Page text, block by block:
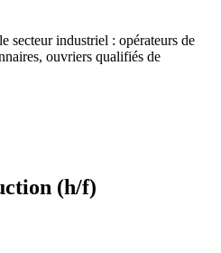
secteur industriel : opérateurs de
ouvriers qualifiés de
(h/f)